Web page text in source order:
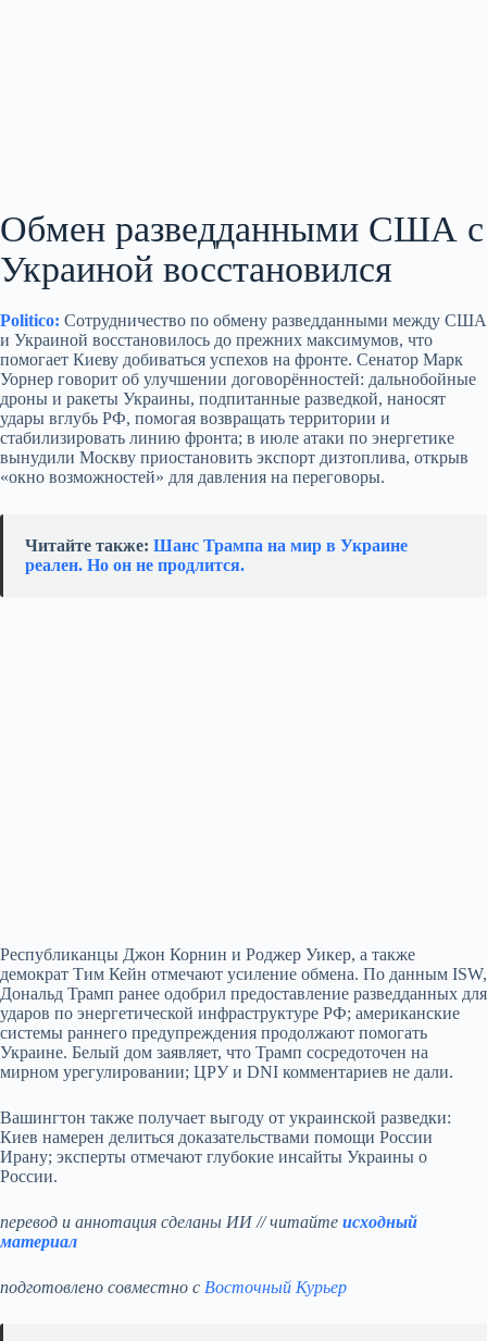
Обмен разведданными США с
Украиной восстановился
Politico: Сотрудничество по обмену разведданными между США
и Украиной восстановилось до прежних максимумов, что
помогает Киеву добиваться успехов на фронте. Сенатор Марк
Уорнер говорит об улучшении договорённостей: дальнобойные
дроны и ракеты Украины, подпитанные разведкой, наносят
удары вглубь РФ, помогая возвращать территории и
стабилизировать линию фронта; в июле атаки по энергетике
вынудили Москву приостановить экспорт дизтоплива, открыв
«окно возможностей» для давления на переговоры.
Читайте также: Шанс Трампа на мир в Украине
реален. Но он не продлится.
Республиканцы Джон Корнин и Роджер Уикер, а также
демократ Тим Кейн отмечают усиление обмена. По данным ISW,
Дональд Трамп ранее одобрил предоставление разведданных для
ударов по энергетической инфраструктуре РФ; американские
системы раннего предупреждения продолжают помогать
Украине. Белый дом заявляет, что Трамп сосредоточен на
мирном урегулировании; ЦРУ и DNI комментариев не дали.
Вашингтон также получает выгоду от украинской разведки:
Киев намерен делиться доказательствами помощи России
Ирану; эксперты отмечают глубокие инсайты Украины о
России.
перевод и аннотация сделаны ИИ // читайте исходный
материал
подготовлено совместно с Восточный Курьер